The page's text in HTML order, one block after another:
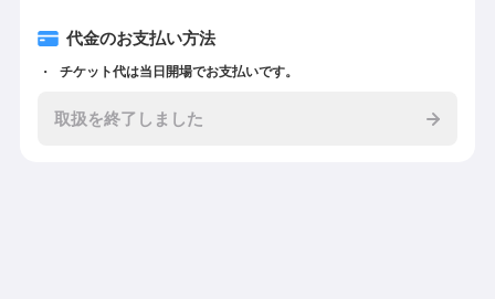
代金のお支払い方法
チケット代は当日開場でお支払いです。
取扱を終了しました